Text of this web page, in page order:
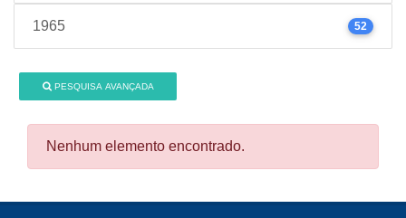
1965 52
PESQUISA AVANÇADA
Nenhum elemento encontrado.